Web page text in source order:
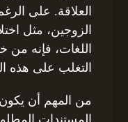
العلاقة. على
الزوجين، مثل
اللغات، فإنه من
التغلب على هذه
من المهم أن
المستندات